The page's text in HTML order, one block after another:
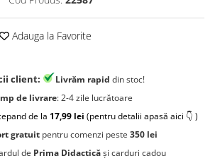
Adauga la Favorite
client: Livrăm rapid din stoc!
de livrare: 2-4 zile lucrătoare
de la 17,99 lei (pentru detalii apasă aici 👇 )
gratuit pentru comenzi peste 350 lei
de Prima Didacticăși carduri cadou